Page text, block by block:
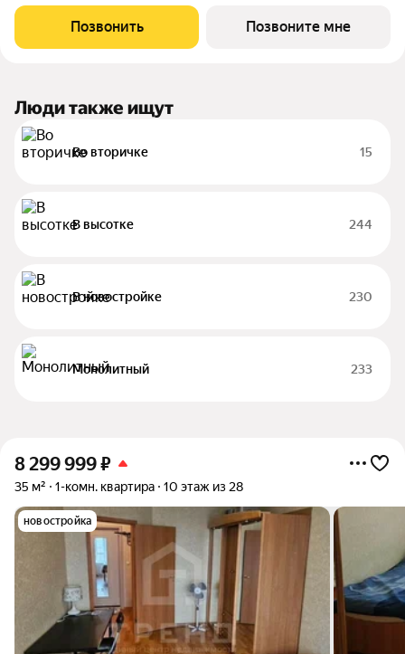
можно заказать у застройщика. Общая площадь квартиры 37.4
Позвонить Позвоните мне
Люди также ищут
Во вторичке 15
В высотке 244
В новостройке 230
Монолитный 233
8 299 999₽
35 м² 1-комн. квартира 10 этаж из 28
новостройка